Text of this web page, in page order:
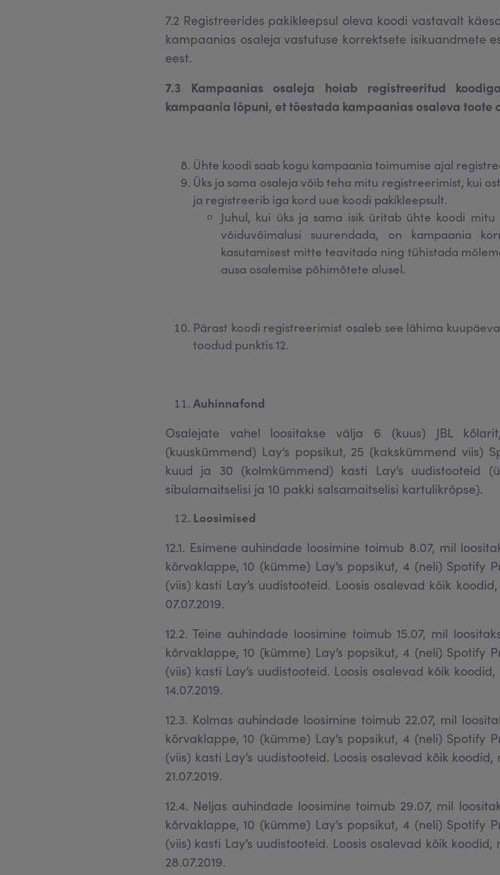
7.2 Registreerides pakikleepsul oleva koodi vastavalt
kampaanias osaleja vastutuse korrektsete isikuandmete
eest.
7.3 Kampaanias osaleja hoiab registreeritud
kampaania lõpuni, et tõestada kampaanias osaleva toote
Ühte koodi saab kogu kampaania toimumise ajal
Üks ja sama osaleja võib teha mitu registreerimist, kui
ja registreerib iga kord uue koodi pakikleepsult.
Juhul, kui üks ja sama isik üritab ühte koodi
võiduvõimalusi suurendada, on kampaania
kasutamisest mitte teavitada ning tühistada
ausa osalemise põhimõtete alusel.
Pärast koodi registreerimist osaleb see lähima
toodud punktis 12.
Auhinnafond
Osalejate vahel loositakse välja 6 (kuus) JBL
(kuuskümmend) Lay’s popsikut, 25 (kakskümmend viis)
kuud ja 30 (kolmkümmend) kasti Lay’s uudistooteid
sibulamaitselisi ja 10 pakki salsamaitselisi kartulikrõpse).
Loosimised
12.1. Esimene auhindade loosimine toimub 8.07, mil
kõrvaklappe, 10 (kümme) Lay’s popsikut, 4 (neli) Spotify
(viis) kasti Lay’s uudistooteid. Loosis osalevad kõik
07.07.2019.
12.2. Teine auhindade loosimine toimub 15.07, mil
kõrvaklappe, 10 (kümme) Lay’s popsikut, 4 (neli) Spotify
(viis) kasti Lay’s uudistooteid. Loosis osalevad kõik
14.07.2019.
12.3. Kolmas auhindade loosimine toimub 22.07, mil
kõrvaklappe, 10 (kümme) Lay’s popsikut, 4 (neli) Spotify
(viis) kasti Lay’s uudistooteid. Loosis osalevad kõik
21.07.2019.
12.4. Neljas auhindade loosimine toimub 29.07, mil
kõrvaklappe, 10 (kümme) Lay’s popsikut, 4 (neli) Spotify
(viis) kasti Lay’s uudistooteid. Loosis osalevad kõik
28.07.2019.